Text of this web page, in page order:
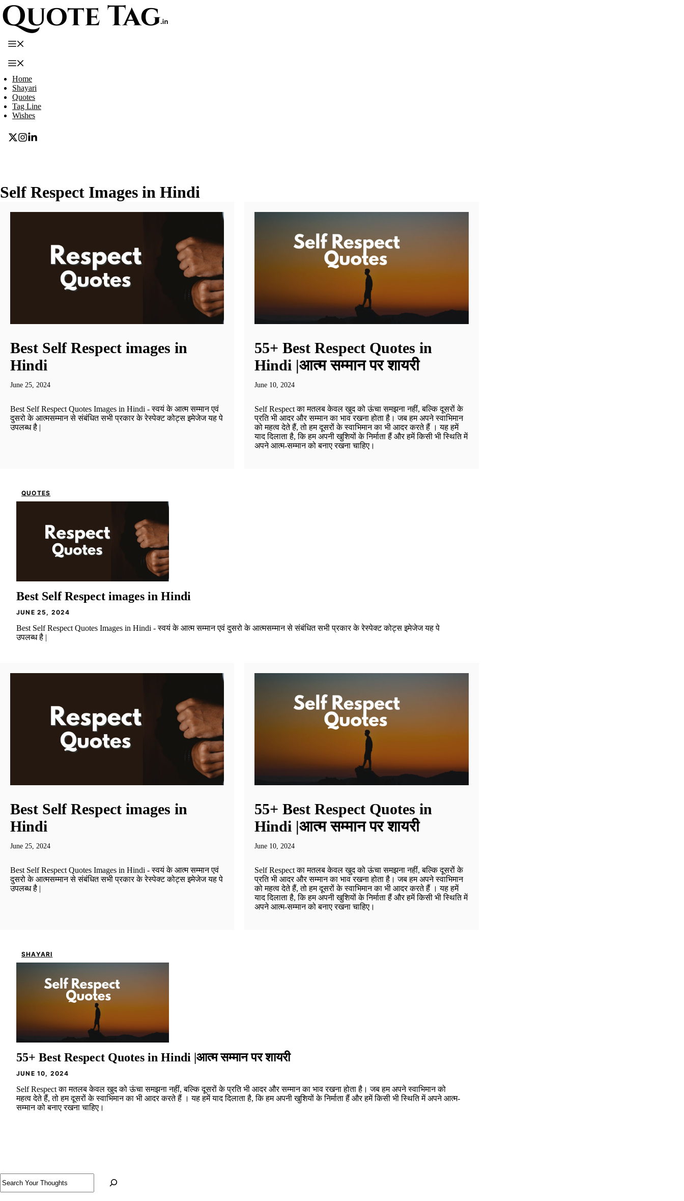
Skip
to
content
Home
Shayari
Quotes
Tag Line
Wishes
Self Respect Images in Hindi
Best Self Respect images in
Hindi
June 25, 2024
Best Self Respect Quotes Images in Hindi - स्वयं के आत्म सम्मान एवं
दुसरो के आत्मसम्मान से संबंधित सभी प्रकार के रेस्पेक्ट कोट्स इमेजेज यह पे
उपलब्ध है |
55+ Best Respect Quotes in
Hindi |आत्म सम्मान पर शायरी
June 10, 2024
Self Respect का मतलब केवल खुद को ऊंचा समझना नहीं, बल्कि दूसरों के
प्रति भी आदर और सम्मान का भाव रखना होता है। जब हम अपने स्वाभिमान
को महत्व देते हैं, तो हम दूसरों के स्वाभिमान का भी आदर करते हैं । यह हमें
याद दिलाता है, कि हम अपनी खुशियों के निर्माता हैं और हमें किसी भी स्थिति में
अपने आत्म-सम्मान को बनाए रखना चाहिए।
QUOTES
Best Self Respect images in Hindi
JUNE 25, 2024
Best Self Respect Quotes Images in Hindi - स्वयं के आत्म सम्मान एवं दुसरो के आत्मसम्मान से संबंधित सभी प्रकार के रेस्पेक्ट कोट्स इमेजेज यह पे
उपलब्ध है |
Best Self Respect images in
Hindi
June 25, 2024
Best Self Respect Quotes Images in Hindi - स्वयं के आत्म सम्मान एवं
दुसरो के आत्मसम्मान से संबंधित सभी प्रकार के रेस्पेक्ट कोट्स इमेजेज यह पे
उपलब्ध है |
55+ Best Respect Quotes in
Hindi |आत्म सम्मान पर शायरी
June 10, 2024
Self Respect का मतलब केवल खुद को ऊंचा समझना नहीं, बल्कि दूसरों के
प्रति भी आदर और सम्मान का भाव रखना होता है। जब हम अपने स्वाभिमान
को महत्व देते हैं, तो हम दूसरों के स्वाभिमान का भी आदर करते हैं । यह हमें
याद दिलाता है, कि हम अपनी खुशियों के निर्माता हैं और हमें किसी भी स्थिति में
अपने आत्म-सम्मान को बनाए रखना चाहिए।
SHAYARI
55+ Best Respect Quotes in Hindi |आत्म सम्मान पर शायरी
JUNE 10, 2024
Self Respect का मतलब केवल खुद को ऊंचा समझना नहीं, बल्कि दूसरों के प्रति भी आदर और सम्मान का भाव रखना होता है। जब हम अपने स्वाभिमान को
महत्व देते हैं, तो हम दूसरों के स्वाभिमान का भी आदर करते हैं । यह हमें याद दिलाता है, कि हम अपनी खुशियों के निर्माता हैं और हमें किसी भी स्थिति में अपने आत्म-
सम्मान को बनाए रखना चाहिए।